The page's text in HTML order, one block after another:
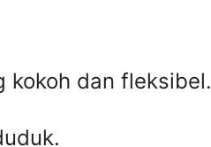
kokoh dan fleksibel.